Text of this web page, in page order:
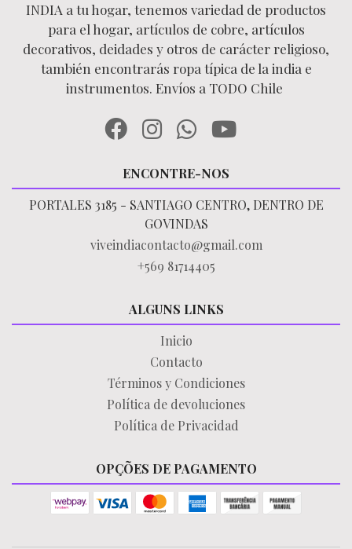
INDIA a tu hogar, tenemos variedad de productos
para el hogar, artículos de cobre, artículos
decorativos, deidades y otros de carácter religioso,
también encontrarás ropa típica de la india e
instrumentos. Envíos a TODO Chile
ENCONTRE-NOS
PORTALES 3185 - SANTIAGO CENTRO, DENTRO DE
GOVINDAS
viveindiacontacto@gmail.com
+569 81714405
ALGUNS LINKS
Inicio
Contacto
Términos y Condiciones
Política de devoluciones
Política de Privacidad
OPÇÕES DE PAGAMENTO